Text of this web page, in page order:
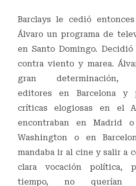
Barclays le cedió
Álvaro un programa de
en Santo Domingo.
contra viento y marea.
gran determinación,
editores en Barcelona y
críticas elogiosas en el
encontraban en Madrid
Washington o en
mandaba ir al cine y salir a
clara vocación política,
tiempo, no querían